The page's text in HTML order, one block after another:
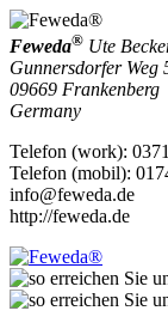
Feweda® Ute
Gunnersdorfer Weg
09669 Frankenberg
Germany
Telefon (work):
Telefon (mobil):
info@feweda.de
http://feweda.de